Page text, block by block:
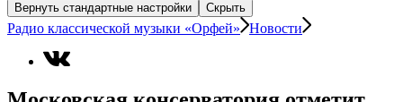
Вернуть стандартные настройки
Скрыть
Радио классической музыки «Орфей» Новости